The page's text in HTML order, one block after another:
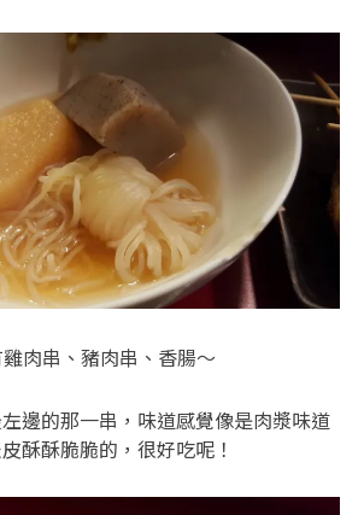
肉串、豬肉串、香腸～
邊的那一串，味道感覺像是肉漿味道
酥酥脆脆的，很好吃呢！